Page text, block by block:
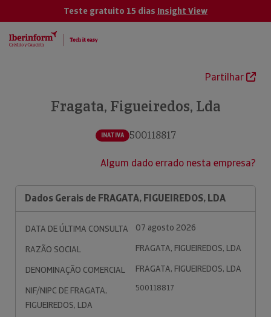
Teste gratuito 15 dias Insight View
Partilhar
Fragata, Figueiredos, Lda
INATIVA 500118817
Algum dado errado nesta empresa?
Dados Gerais de FRAGATA, FIGUEIREDOS, LDA
DATA DE ÚLTIMA CONSULTA
07 agosto 2026
RAZÃO SOCIAL
FRAGATA, FIGUEIREDOS, LDA
DENOMINAÇÃO COMERCIAL
FRAGATA, FIGUEIREDOS, LDA
NIF/NIPC DE FRAGATA,
FIGUEIREDOS, LDA
500118817